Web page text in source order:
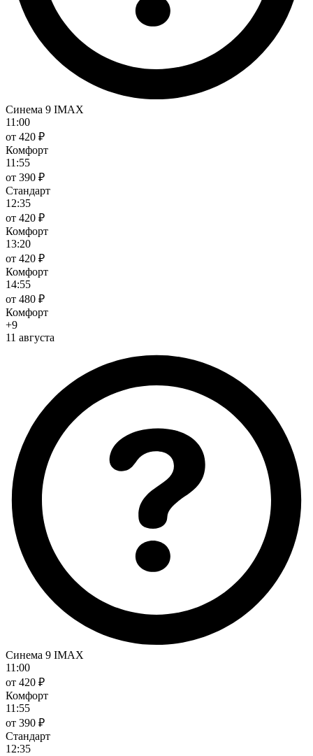
Синема 9 IMAX
11:00
от 420 ₽
Комфорт
11:55
от 390 ₽
Стандарт
12:35
от 420 ₽
Комфорт
13:20
от 420 ₽
Комфорт
14:55
от 480 ₽
Комфорт
+9
11 августа
Синема 9 IMAX
11:00
от 420 ₽
Комфорт
11:55
от 390 ₽
Стандарт
12:35